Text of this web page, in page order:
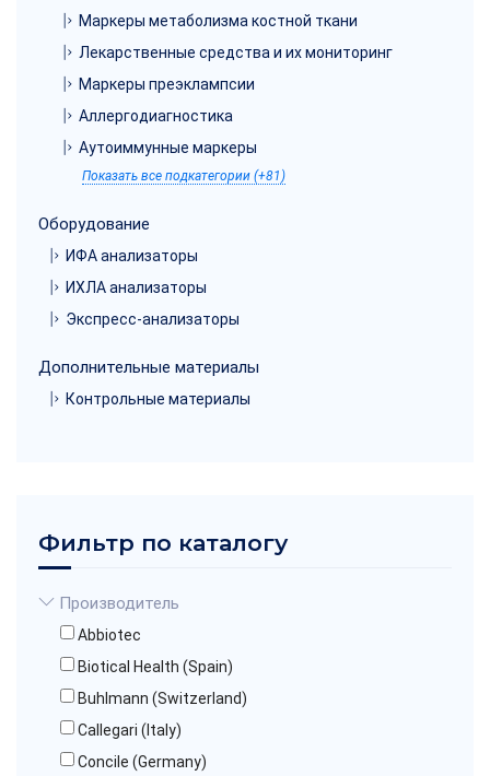
Маркеры метаболизма костной ткани
Лекарственные средства и их мониторинг
Маркеры преэклампсии
Аллергодиагностика
Аутоиммунные маркеры
Показать все подкатегории (+81)
Оборудование
ИФА анализаторы
ИХЛА анализаторы
Экспресс-анализаторы
Дополнительные материалы
Контрольные материалы
Фильтр по каталогу
Производитель
Abbiotec
Biotical Health (Spain)
Buhlmann (Switzerland)
Callegari (Italy)
Concile (Germany)